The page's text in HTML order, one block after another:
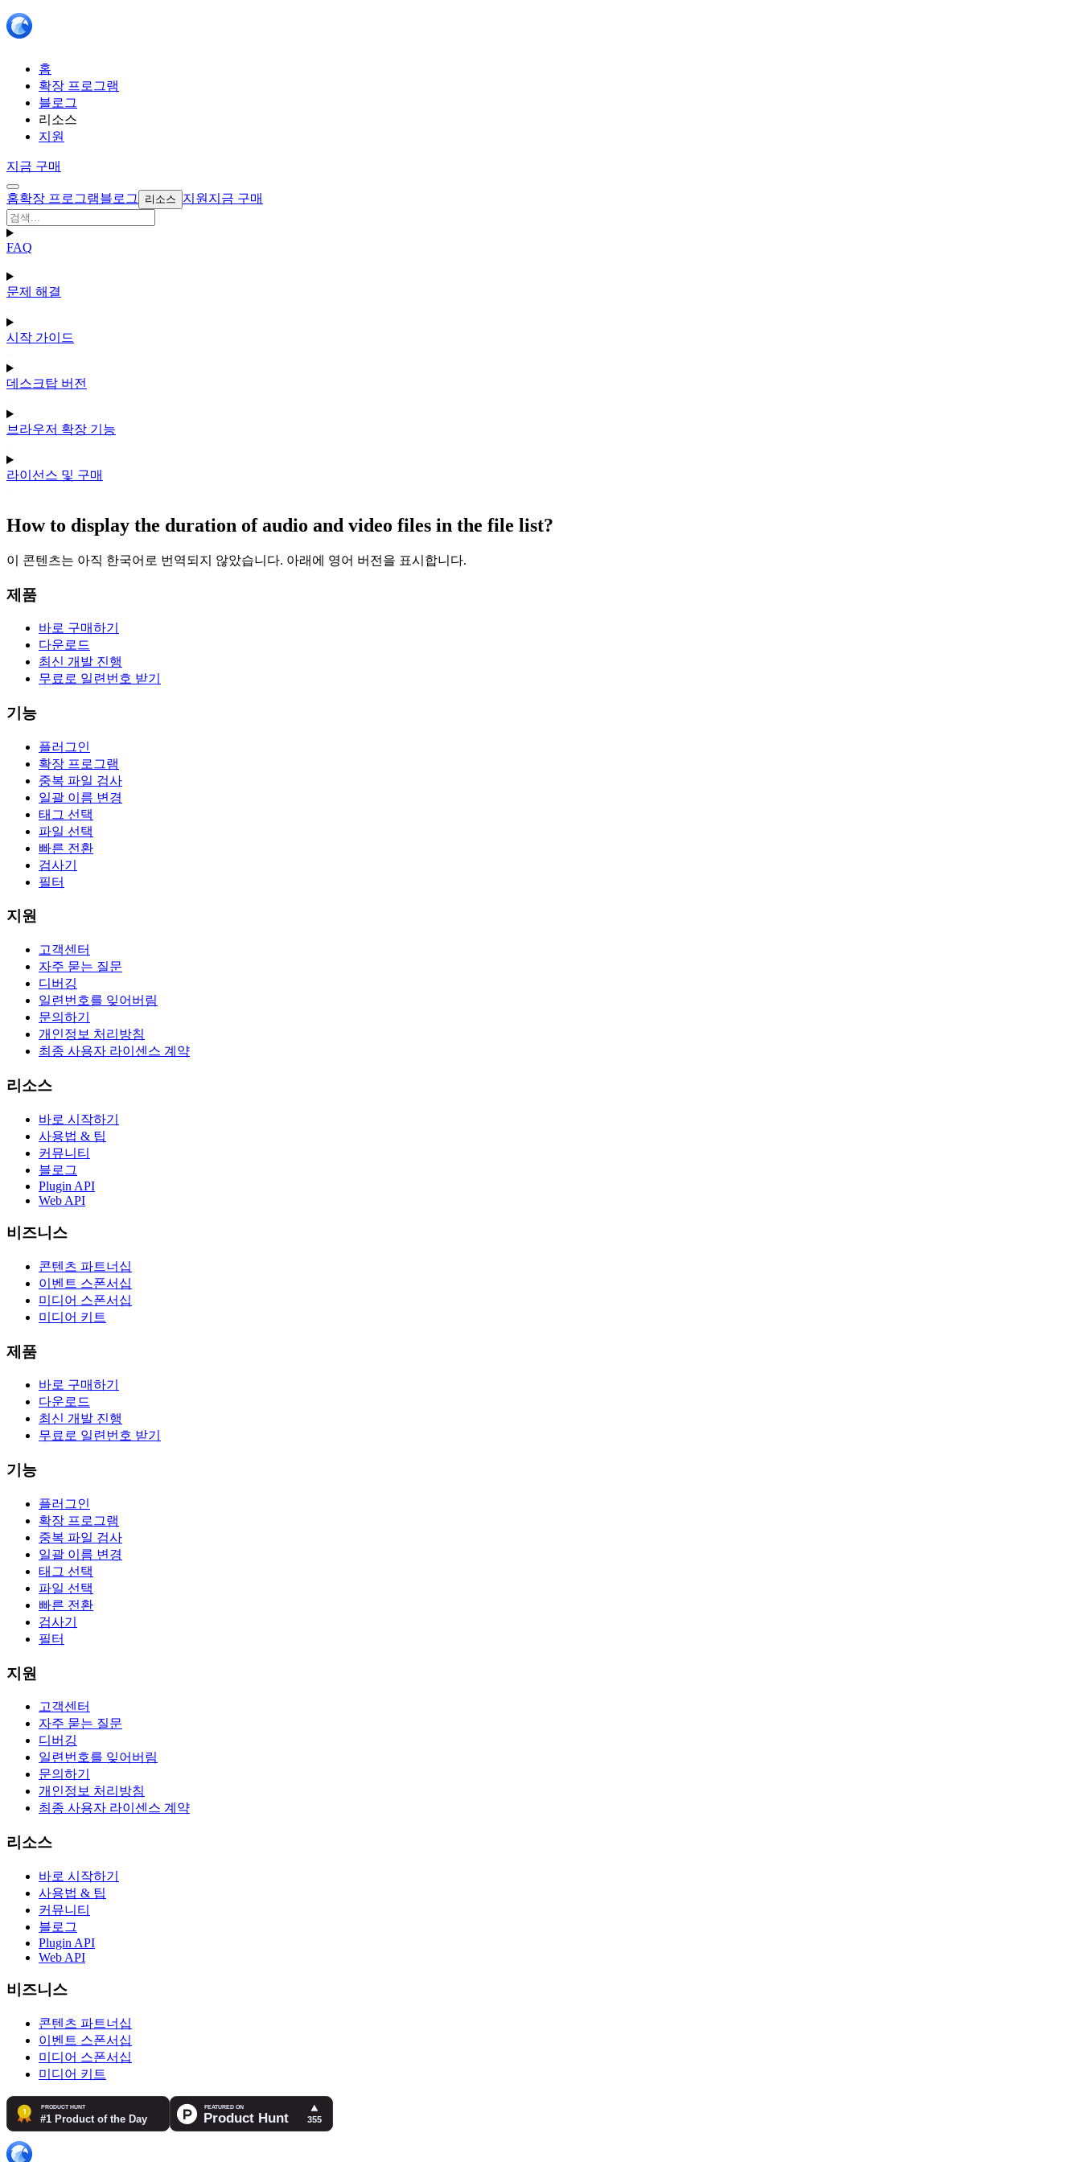
홈
확장 프로그램
블로그
리소스
지원
지금 구매
홈확장 프로그램블로그 리소스 지원 지금 구매
FAQ
문제 해결
시작 가이드
데스크탑 버전
브라우저 확장 기능
라이선스 및 구매
How to display the duration of audio and video files in the file list?
이 콘텐츠는 아직 한국어로 번역되지 않았습니다. 아래에 영어 버전을 표시합니다.
제품
바로 구매하기
다운로드
최신 개발 진행
무료로 일련번호 받기
기능
플러그인
확장 프로그램
중복 파일 검사
일괄 이름 변경
태그 선택
파일 선택
빠른 전환
검사기
필터
지원
고객센터
자주 묻는 질문
디버깅
일련번호를 잊어버림
문의하기
개인정보 처리방침
최종 사용자 라이센스 계약
리소스
바로 시작하기
사용법 & 팁
커뮤니티
블로그
Plugin API
Web API
비즈니스
콘텐츠 파트너십
이벤트 스폰서십
미디어 스폰서십
미디어 키트
제품
바로 구매하기
다운로드
최신 개발 진행
무료로 일련번호 받기
기능
플러그인
확장 프로그램
중복 파일 검사
일괄 이름 변경
태그 선택
파일 선택
빠른 전환
검사기
필터
지원
고객센터
자주 묻는 질문
디버깅
일련번호를 잊어버림
문의하기
개인정보 처리방침
최종 사용자 라이센스 계약
리소스
바로 시작하기
사용법 & 팁
커뮤니티
블로그
Plugin API
Web API
비즈니스
콘텐츠 파트너십
이벤트 스폰서십
미디어 스폰서십
미디어 키트